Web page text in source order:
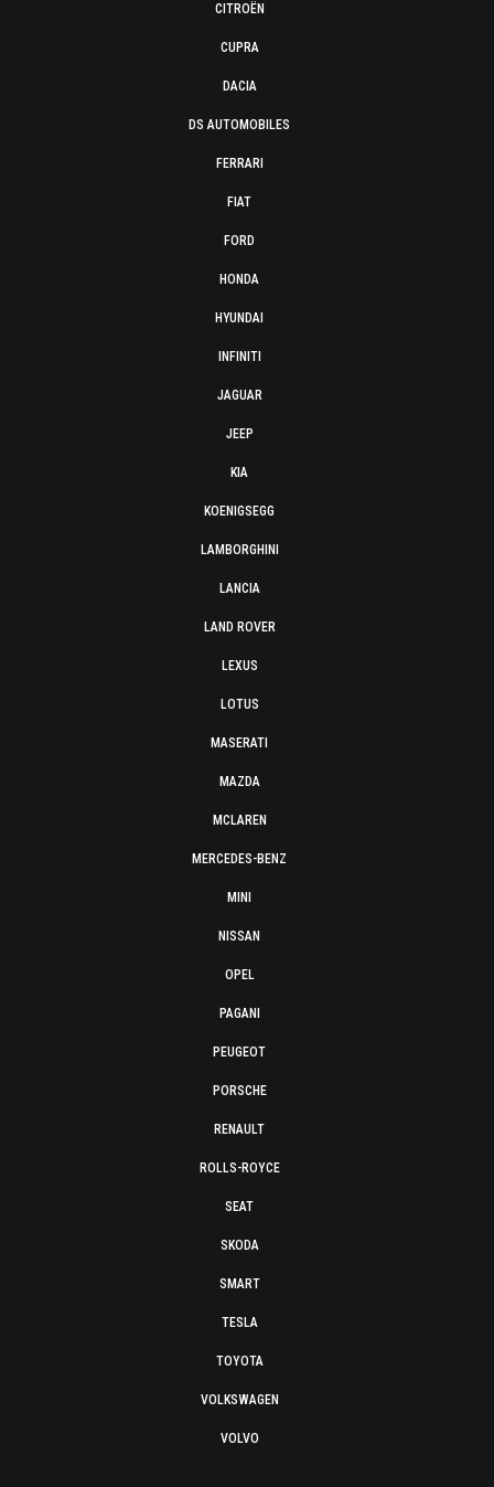
CITROËN
CUPRA
DACIA
DS AUTOMOBILES
FERRARI
FIAT
FORD
HONDA
HYUNDAI
INFINITI
JAGUAR
JEEP
KIA
KOENIGSEGG
LAMBORGHINI
LANCIA
LAND ROVER
LEXUS
LOTUS
MASERATI
MAZDA
MCLAREN
MERCEDES-BENZ
MINI
NISSAN
OPEL
PAGANI
PEUGEOT
PORSCHE
RENAULT
ROLLS-ROYCE
SEAT
SKODA
SMART
TESLA
TOYOTA
VOLKSWAGEN
VOLVO